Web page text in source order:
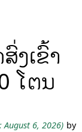
ງເຂົ້າ
ໂຕນ
August 6, 2026) by